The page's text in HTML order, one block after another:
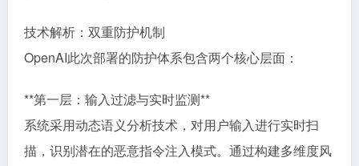
技术解析：双重防护机制
OpenAI此次部署的防护体系包含两个核心层面：
**第一层：输入过滤与实时监测**
系统采用动态语义分析技术，对用户输入进行实时扫
描，识别潜在的恶意指令注入模式。通过构建多维度风